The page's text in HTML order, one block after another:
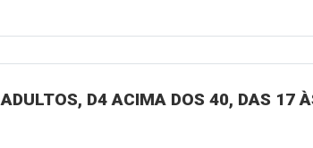
D4 ACIMA DOS 40, DAS 17